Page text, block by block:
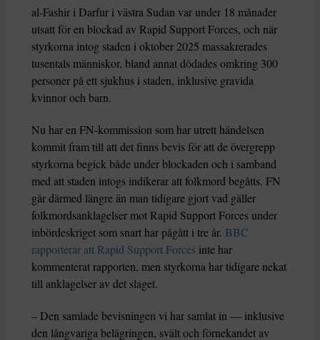
al-Fashir i Darfur i västra Sudan var under 18 månader
utsatt för en blockad av Rapid Support Forces, och när
styrkorna intog staden i oktober 2025 massakrerades
tusentals människor, bland annat dödades omkring 300
personer på ett sjukhus i staden, inklusive gravida
kvinnor och barn.
Nu har en FN-kommission som har utrett händelsen
kommit fram till att det finns bevis för att de övergrepp
styrkorna begick både under blockaden och i samband
med att staden intogs indikerar att folkmord begåtts. FN
går därmed längre än man tidigare gjort vad gäller
folkmordsanklagelser mot Rapid Support Forces under
inbördeskriget som snart har pågått i tre år. BBC
rapporterar att Rapid Support Forces inte har
kommenterat rapporten, men styrkorna har tidigare nekat
till anklagelser av det slaget.
– Den samlade bevisningen vi har samlat in — inklusive
den långvariga belägringen, svält och förnekandet av